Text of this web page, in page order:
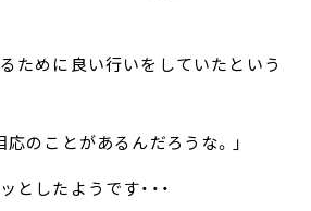
ために良い行いをしていたという
応のことがあるんだろうな。」
としたようです・・・